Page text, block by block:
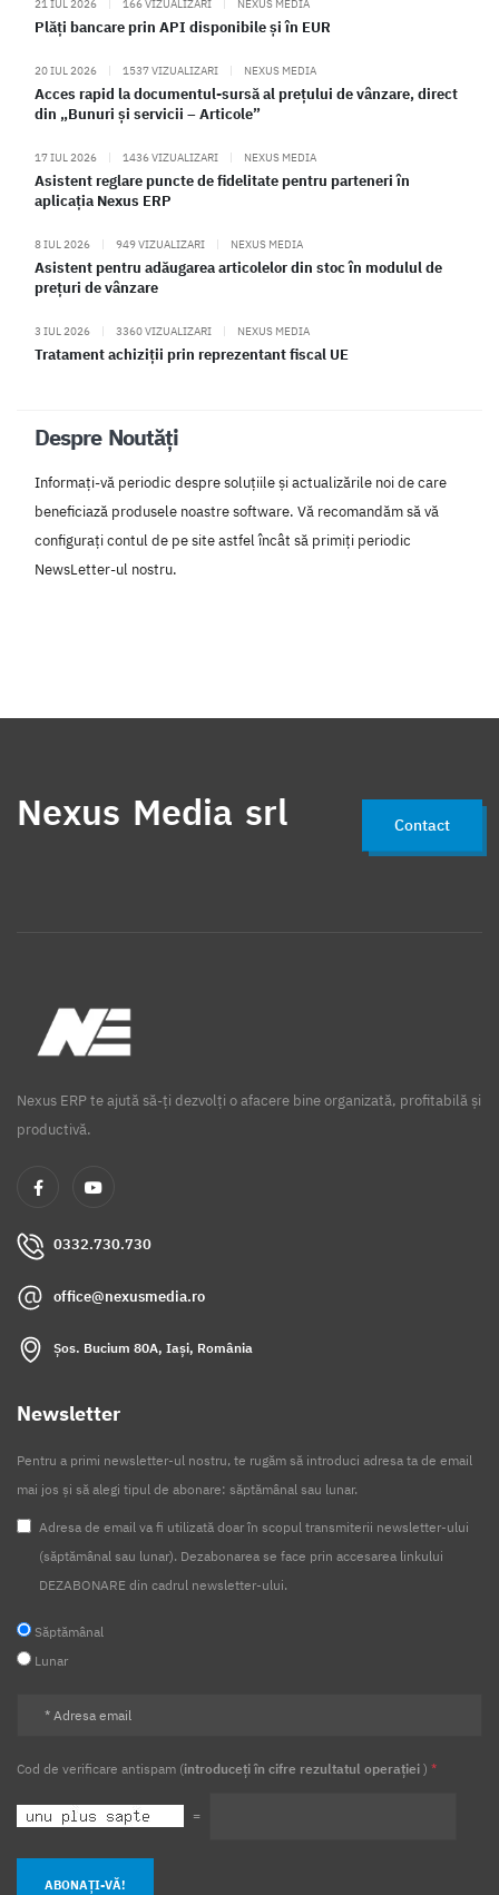
21 IUL 2026 166 VIZUALIZARI NEXUS MEDIA
Plăți bancare prin API disponibile și în EUR
20 IUL 2026 | 1537 VIZUALIZARI | NEXUS MEDIA
Acces rapid la documentul-sursă al prețului de vânzare, direct
din „Bunuri și servicii – Articole”
17 IUL 2026 | 1436 VIZUALIZARI | NEXUS MEDIA
Asistent reglare puncte de fidelitate pentru parteneri în
aplicația Nexus ERP
8 IUL 2026 | 949 VIZUALIZARI | NEXUS MEDIA
Asistent pentru adăugarea articolelor din stoc în modulul de
prețuri de vânzare
3 IUL 2026 | 3360 VIZUALIZARI | NEXUS MEDIA
Tratament achiziții prin reprezentant fiscal UE
Despre Noutăți
Informați-vă periodic despre soluțiile și actualizările noi de care
beneficiază produsele noastre software. Vă recomandăm să vă
configurați contul de pe site astfel încât să primiți periodic
NewsLetter-ul nostru.
Nexus Media srl Contact
Nexus ERP te ajută să-ți dezvolți o afacere bine organizată, profitabilă și
productivă.
0332.730.730
office@nexusmedia.ro
Șos. Bucium 80A, Iași, România
Newsletter
Pentru a primi newsletter-ul nostru, te rugăm să introduci adresa ta de email
mai jos și să alegi tipul de abonare: săptămânal sau lunar.
Adresa de email va fi utilizată doar în scopul transmiterii newsletter-ului
(săptămânal sau lunar). Dezabonarea se face prin accesarea linkului
DEZABONARE din cadrul newsletter-ului.
Săptămânal
Lunar
Cod de verificare antispam (introduceți în cifre rezultatul operației ) *
=
ABONAȚI-VĂ!